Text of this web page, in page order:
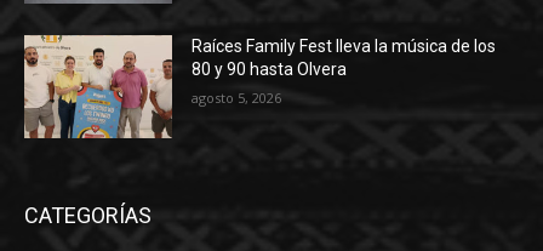
Raíces Family Fest lleva la música de los
80 y 90 hasta Olvera
agosto 5, 2026
CATEGORÍAS